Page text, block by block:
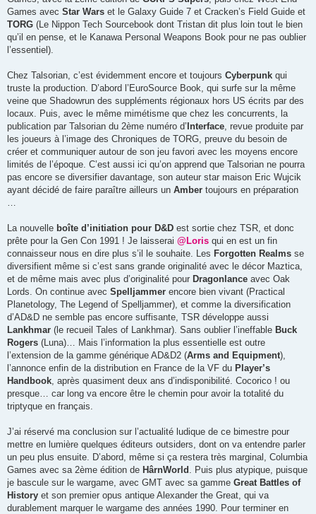
Games avec Star Wars et le Galaxy Guide 7 et Cracken’s Field Guide et
TORG (Le Nippon Tech Sourcebook dont Tristan dit plus loin tout le bien
qu’il en pense, et le Kanawa Personal Weapons Book pour ne pas oublier
l’essentiel).
Chez Talsorian, c’est évidemment encore et toujours Cyberpunk qui
truste la production. D’abord l’EuroSource Book, qui surfe sur la même
veine que Shadowrun des suppléments régionaux hors US écrits par des
locaux. Puis, avec le même mimétisme que chez les concurrents, la
publication par Talsorian du 2ème numéro d’ Interface , revue produite par
les joueurs à l’image des Chroniques de TORG, preuve du besoin de
créer et communiquer autour de son jeu favori avec les moyens encore
limités de l’époque. C’est aussi ici qu’on apprend que Talsorian ne pourra
pas encore se diversifier davantage, son auteur star maison Eric Wujcik
ayant décidé de faire paraître ailleurs un Amber toujours en préparation
La nouvelle boîte d’initiation pour D&D est sortie chez TSR, et donc
prête pour la Gen Con 1991 ! Je laisserai @Loris qui en est un fin
connaisseur nous en dire plus s’il le souhaite. Les Forgotten Realms se
diversifient même si c’est sans grande originalité avec le décor Maztica,
et de même mais avec plus d’originalité pour Dragonlance avec Oak
Lords. On continue avec Spelljammer encore bien vivant (Practical
Planetology, The Legend of Spelljammer), et comme la diversification
d’AD&D ne semble pas encore suffisante, TSR développe aussi
Lankhmar (le recueil Tales of Lankhmar). Sans oublier l’ineffable Buck
Rogers (Luna)… Mais l’information la plus essentielle est outre
l’extension de la gamme générique AD&D2 (Arms and Equipment),
l’annonce enfin de la distribution en France de la VF du Player’s
Handbook , après quasiment deux ans d’indisponibilité. Cocorico ! ou
presque… car long va encore être le chemin pour avoir la totalité du
triptyque en français.
J’ai réservé ma conclusion sur l’actualité ludique de ce bimestre pour
mettre en lumière quelques éditeurs outsiders, dont on va entendre parler
un peu plus ensuite. D’abord, même si ça restera très marginal, Columbia
Games avec sa 2ème édition de HârnWorld
. Puis plus atypique, puisque
je bascule sur le wargame, avec GMT avec sa gamme Great Battles of
History et son premier opus antique Alexander the Great, qui va
durablement marquer le wargame des années 1990. Pour terminer en